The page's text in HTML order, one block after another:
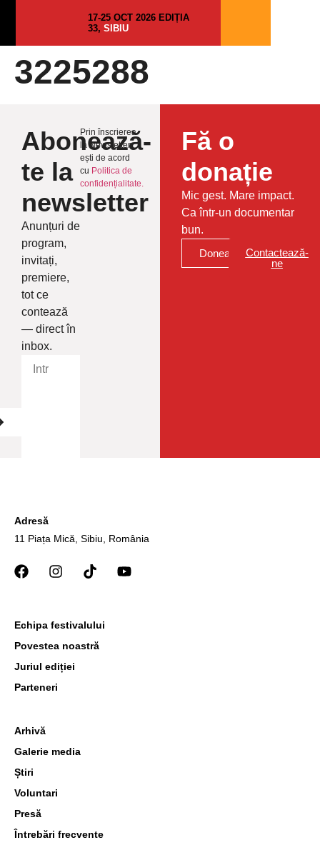
17-25 OCT 2026 EDIȚIA
33, SIBIU
3225288
Abonează-
te la
newsletter
Anunțuri de
program,
invitați,
premiere,
tot ce
contează
— direct în
inbox.
Prin înscrierea
la Newsletter
ești de acord
cu Politica de
confidențialitate.
Fă o
donație
Mic gest. Mare impact.
Ca într-un documentar
bun.
Donează
Contactează-
ne
Adresă
11 Piața Mică, Sibiu, România
Arhivă
Galerie media
Știri
Voluntari
Presă
Întrebări frecvente
Echipa festivalului
Povestea noastră
Juriul ediției
Parteneri